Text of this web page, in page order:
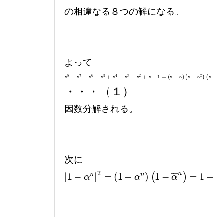
の相違なる８つの解になる。
よって
z8 + z7 + z6 + z5 + z4 + z3 + z2 + z + 1 = (z − α) (z − α2 ) (z −
z8 +z 7+ z6+z5 +z 4+ z3 +z2+z +1 =( z−α)( z−α 2) (z− α3 )( z−α 4) (z−α5 ) (z− α
・・・（１）
因数分解される。
次に
|1 − αn |2 = (1 − αn) (1 − α
¯¯
¯ n ) = 1 −
1−α n|2=( 1− αn) (1 −α¯n )= 1− (αn + α¯ n) +|α